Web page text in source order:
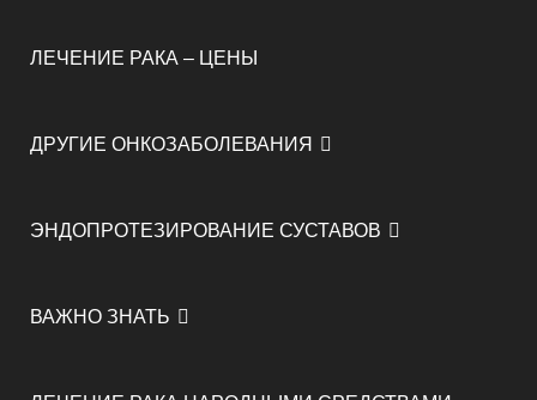
ЛЕЧЕНИЕ РАКА – ЦЕНЫ
ДРУГИЕ ОНКОЗАБОЛЕВАНИЯ
ЭНДОПРОТЕЗИРОВАНИЕ СУСТАВОВ
ВАЖНО ЗНАТЬ